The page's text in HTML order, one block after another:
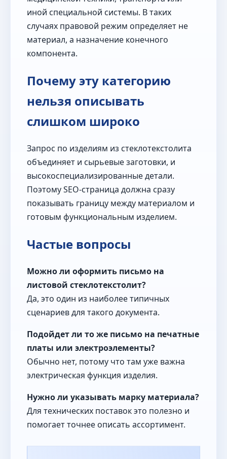
иной специальной системы. В таких
случаях правовой режим определяет не
материал, а назначение конечного
компонента.
Почему эту категорию
нельзя описывать
слишком широко
Запрос по изделиям из стеклотекстолита
объединяет и сырьевые заготовки, и
высокоспециализированные детали.
Поэтому SEO-страница должна сразу
показывать границу между материалом и
готовым функциональным изделием.
Частые вопросы
Можно ли оформить письмо на
листовой стеклотекстолит?
Да, это один из наиболее типичных
сценариев для такого документа.
Подойдет ли то же письмо на печатные
платы или электроэлементы?
Обычно нет, потому что там уже важна
электрическая функция изделия.
Нужно ли указывать марку материала?
Для технических поставок это полезно и
помогает точнее описать ассортимент.